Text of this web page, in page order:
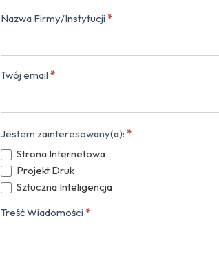
Kontakt
Nazwa Firmy/Instytucji *
Twój email *
Jestem zainteresowany(a): *
Strona Internetowa
Projekt Druk
Sztuczna Inteligencja
Treść Wiadomości *